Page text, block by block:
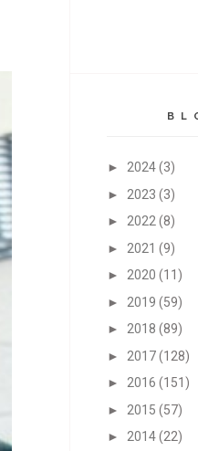
B L
► 2024(3)
► 2023 (3)
► 2022 (8)
► 2021 (9)
► 2020 (11)
► 2019 (59)
► 2018 (89)
► 2017(128)
► 2016 (151)
► 2015 (57)
► 2014(22)